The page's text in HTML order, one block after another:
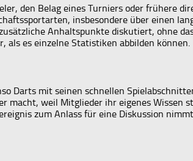
den Belag eines Turniers oder frühere
insbesondere über einen
Anhaltspunkte diskutiert, ohne
als es einzelne Statistiken abbilden können.
Darts mit seinen schnellen
macht, weil Mitglieder ihr eigenes
zum Anlass für eine Diskussion